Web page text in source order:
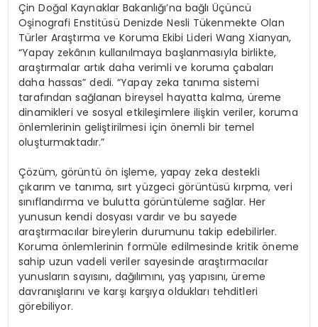
Çin Doğal Kaynaklar Bakanlığı’na bağlı Üçüncü
Oşinografi Enstitüsü Denizde Nesli Tükenmekte Olan
Türler Araştırma ve Koruma Ekibi Lideri Wang Xianyan,
“Yapay zekânın kullanılmaya başlanmasıyla birlikte,
araştırmalar artık daha verimli ve koruma çabaları
daha hassas” dedi. “Yapay zeka tanıma sistemi
tarafından sağlanan bireysel hayatta kalma, üreme
dinamikleri ve sosyal etkileşimlere ilişkin veriler, koruma
önlemlerinin geliştirilmesi için önemli bir temel
oluşturmaktadır.”
Çözüm, görüntü ön işleme, yapay zeka destekli
çıkarım ve tanıma, sırt yüzgeci görüntüsü kırpma, veri
sınıflandırma ve bulutta görüntüleme sağlar. Her
yunusun kendi dosyası vardır ve bu sayede
araştırmacılar bireylerin durumunu takip edebilirler.
Koruma önlemlerinin formüle edilmesinde kritik öneme
sahip uzun vadeli veriler sayesinde araştırmacılar
yunusların sayısını, dağılımını, yaş yapısını, üreme
davranışlarını ve karşı karşıya oldukları tehditleri
görebiliyor.